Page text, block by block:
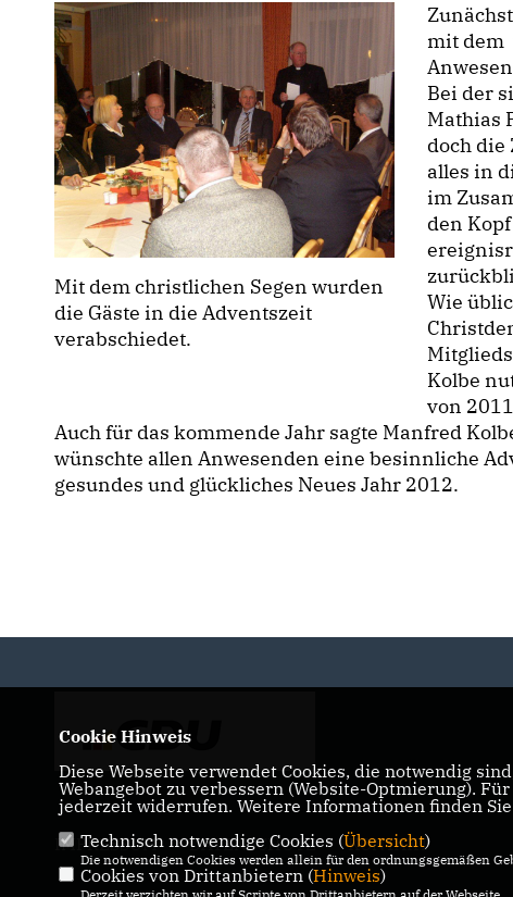
Mit dem christlichen Segen wurden
die Gäste in die Adventszeit
verabschiedet.
mit dem
Bei der
Mathias
doch die
alles in
im
den
Wie
Kolbe
von
Auch für das kommende Jahr sagte Manfred
wünschte allen Anwesenden eine besinnliche
gesundes und glückliches Neues Jahr 2012.
IMPRESSUM DATENSCHUTZ KONTAKT
Cookie Hinweis
Diese Webseite verwendet Cookies, die notwendig
Webangebot zu verbessern (Website-Optmierung).
jederzeit widerrufen. Weitere Informationen finden
Technisch notwendige Cookies (Übersicht)
Die notwendigen Cookies werden allein für den ordnungsgemäßen
Cookies von Drittanbietern (Hinweis)